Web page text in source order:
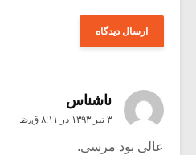
ناشناس
۳ تیر ۱۳۹۳ در ۸:۱۱ ق٫ظ
عالی بود مرسی.